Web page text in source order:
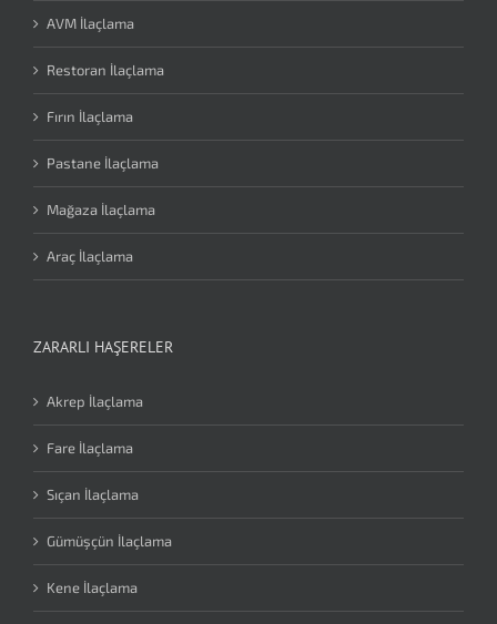
AVM İlaçlama
Restoran İlaçlama
Fırın İlaçlama
Pastane İlaçlama
Mağaza İlaçlama
Araç İlaçlama
ZARARLI HAŞERELER
Akrep İlaçlama
Fare İlaçlama
Sıçan İlaçlama
Gümüşçün İlaçlama
Kene İlaçlama